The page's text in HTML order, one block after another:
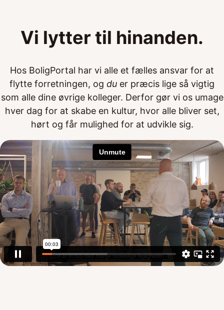
Vi lytter til hinanden.
Hos BoligPortal har vi alle et fælles ansvar for at
flytte forretningen, og du er præcis lige så vigtig
som alle dine øvrige kolleger. Derfor gør vi os umage
hver dag for at skabe en kultur, hvor alle bliver set,
hørt og får mulighed for at udvikle sig.